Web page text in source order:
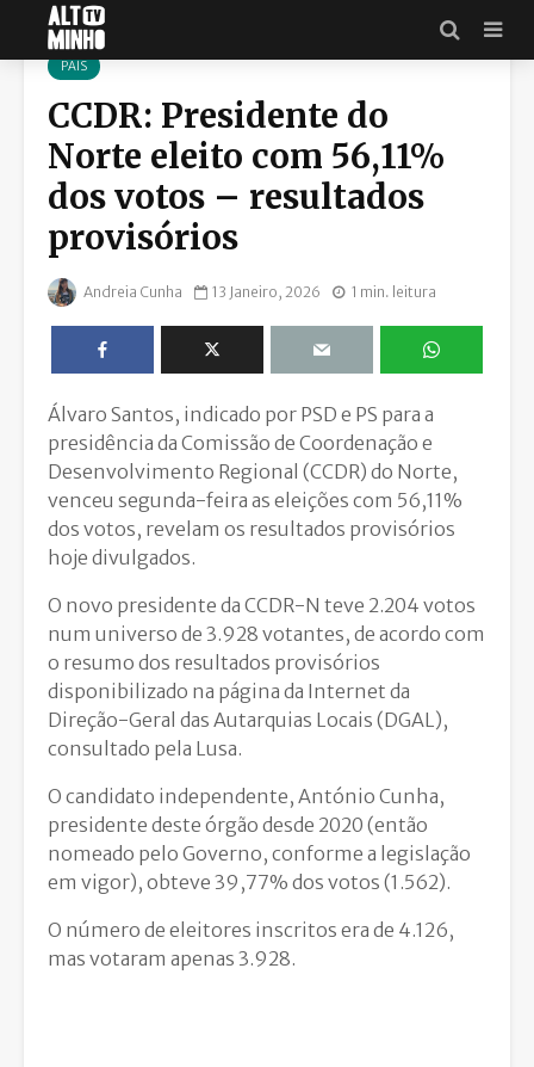
PAÍS
CCDR: Presidente do
Norte eleito com 56,11%
dos votos – resultados
provisórios
Andreia Cunha 13 Janeiro, 2026 1 min. leitura
Álvaro Santos, indicado por PSD e PS para a
presidência da Comissão de Coordenação e
Desenvolvimento Regional (CCDR) do Norte,
venceu segunda-feira as eleições com 56,11%
dos votos, revelam os resultados provisórios
hoje divulgados.
O novo presidente da CCDR-N teve 2.204 votos
num universo de 3.928 votantes, de acordo com
o resumo dos resultados provisórios
disponibilizado na página da Internet da
Direção-Geral das Autarquias Locais (DGAL),
consultado pela Lusa.
O candidato independente, António Cunha,
presidente deste órgão desde 2020 (então
nomeado pelo Governo, conforme a legislação
em vigor), obteve 39,77% dos votos (1.562).
O número de eleitores inscritos era de 4.126,
mas votaram apenas 3.928.